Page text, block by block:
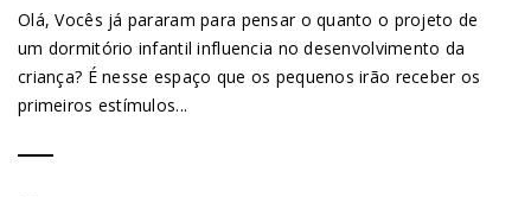
Olá, Vocês já pararam para pensar o quanto o projeto de
um dormitório infantil influencia no desenvolvimento da
criança? É nesse espaço que os pequenos irão receber os
primeiros estímulos...